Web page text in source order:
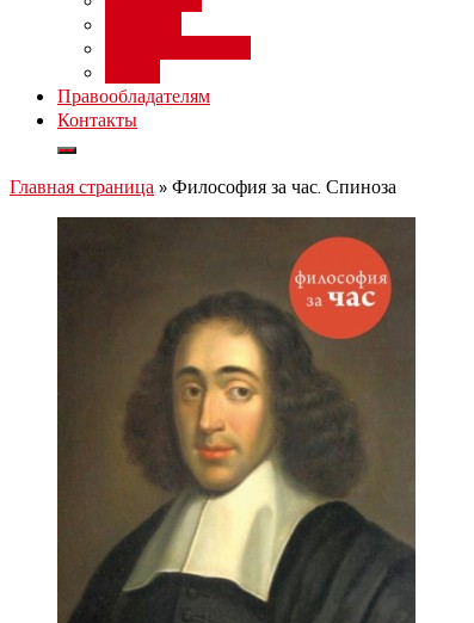
Правообладателям
Контакты
Главная страница » Философия за час. Спиноза